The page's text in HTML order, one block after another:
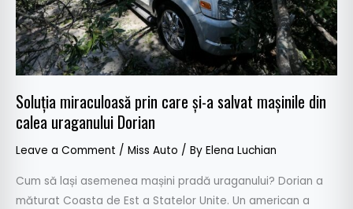
Soluția miraculoasă prin care și-a salvat mașinile din
calea uraganului Dorian
Leave a Comment / Miss Auto / By Elena Luchian
Cum să lași asemenea mașini pradă uraganului? Dorian a
măturat Coasta de Est a Statelor Unite. Un american a
mașinile
din
calea
uraganului